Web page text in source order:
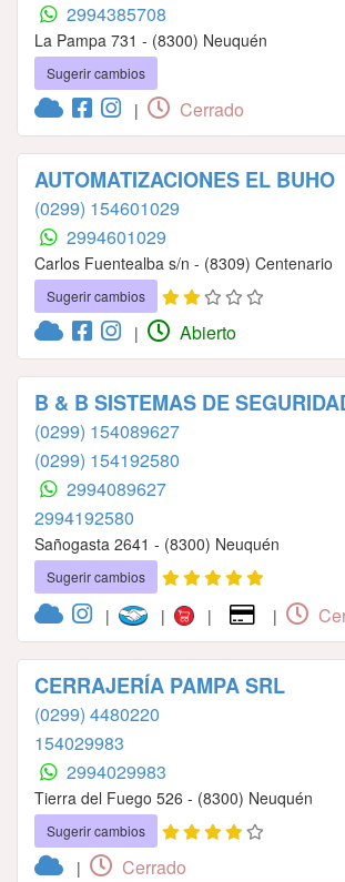
2994385708
La Pampa 731 - (8300) Neuquén
Sugerir cambios
| Cerrado
AUTOMATIZACIONES EL BUHO
(0299) 154601029
2994601029
Carlos Fuentealba s/n - (8309) Centenario
Sugerir cambios
| Abierto
B & B SISTEMAS DE
(0299) 154089627
(0299) 154192580
2994089627
2994192580
Sañogasta 2641 - (8300) Neuquén
Sugerir cambios
| | | |
CERRAJERÍA PAMPA SRL
(0299) 4480220
154029983
2994029983
Tierra del Fuego 526 - (8300) Neuquén
Sugerir cambios
| Cerrado